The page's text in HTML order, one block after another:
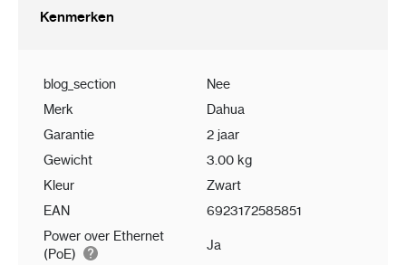
Voldoende decodeer capaciteit voor het
SMD en gezichtsdetectie
-detectie, 2-kanaals perimeterprotectie, 4-
kanaals SMD Plus
Zoeken op basis van object classificatie of
gezichtseigenschappen
Quick Pick om beelden slim en snel terug te
zoeken
Kenmerken
blog_section
Nee
Merk
Dahua
Garantie
2 jaar
Gewicht
3.00 kg
Kleur
Zwart
EAN
6923172585851
Power over Ethernet
(PoE)
Ja